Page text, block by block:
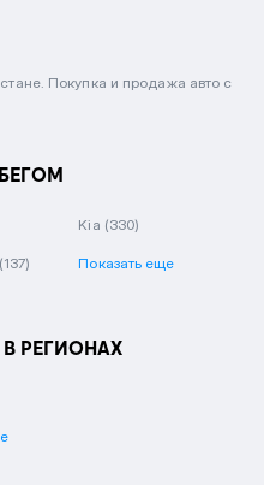
Покупка и продажа авто с
Kia (330)
(137) Показать еще
РЕГИОНАХ